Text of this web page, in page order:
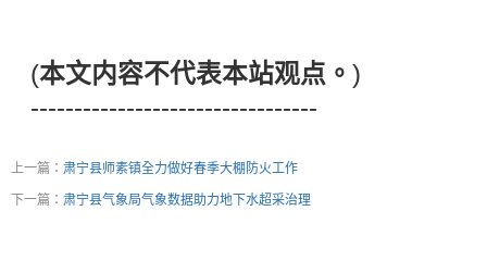
(本文内容不代表本站观点。 )
---------------------------------
上一篇： 肃宁县师素镇全力做好春季大棚防火工作
下一篇： 肃宁县气象局气象数据助力地下水超采治理